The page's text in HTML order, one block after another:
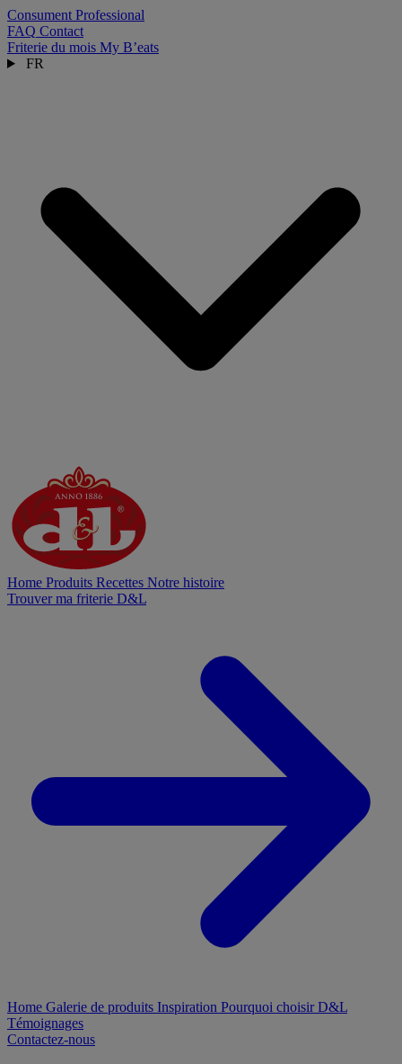
Consument Professional
FAQ Contact
Friterie du mois My B’eats
FR
Home Produits Recettes Notre histoire
Trouver ma friterie D&L
Home Galerie de produits Inspiration Pourquoi choisir D&L
Témoignages
Contactez-nous